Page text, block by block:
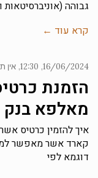
גבוהה (אוניברסיטאות
קרא עוד ←
16/06/2024
12:30 אין
הזמנת
מאלפא בנק
איך להזמין כרטיס
קארד אשר מאפשר
דוגמא לפי